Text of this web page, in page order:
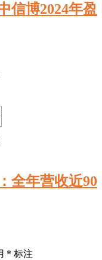
信博2024年盈
全年营收近90
* 标注